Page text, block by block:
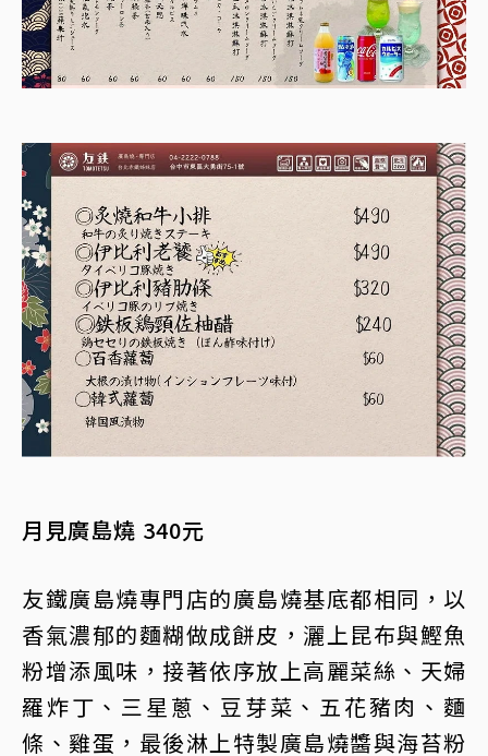
月見廣島燒 340元
友鐵廣島燒專門店的廣島燒基底都相同，以
香氣濃郁的麵糊做成餅皮，灑上昆布與鰹魚
粉增添風味，接著依序放上高麗菜絲、天婦
羅炸丁、三星蔥、豆芽菜、五花豬肉、麵
條、雞蛋，最後淋上特製廣島燒醬與海苔粉